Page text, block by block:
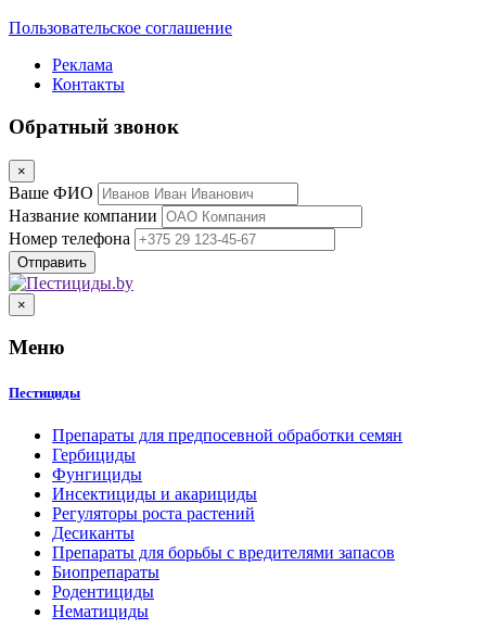
Пользовательское соглашение
Реклама
Контакты
Обратный звонок
×
Ваше ФИО
Название компании
Номер телефона
×
Меню
Пестициды
Препараты для предпосевной обработки семян
Гербициды
Фунгициды
Инсектициды и акарициды
Регуляторы роста растений
Десиканты
Препараты для борьбы с вредителями запасов
Биопрепараты
Родентициды
Нематициды